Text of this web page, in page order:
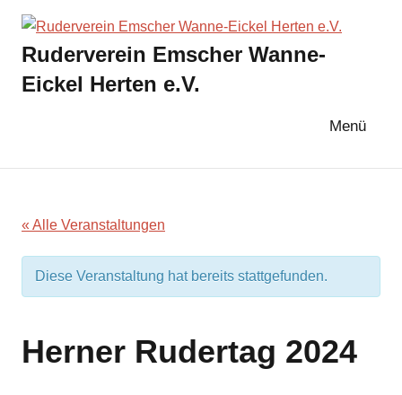
Zum
springen
Ruderverein Emscher Wanne-
Eickel Herten e.V.
Menü
« Alle Veranstaltungen
Diese Veranstaltung hat bereits stattgefunden.
Herner Rudertag 2024